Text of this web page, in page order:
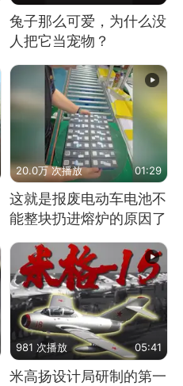
兔子那么可爱，为什么没
人把它当宠物？
20.0万 次播放 01:29
这就是报废电动车电池不
能整块扔进熔炉的原因了
981 次播放 05:41
米高扬设计局研制的第一